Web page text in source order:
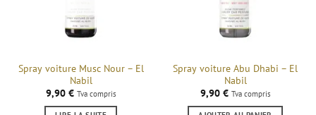
Spray voiture Musc Nour – El
Nabil
9,90 € Tva compris
Spray voiture Abu Dhabi – El
Nabil
9,90 € Tva compris